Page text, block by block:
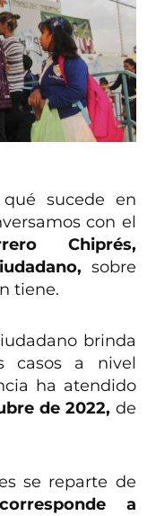
sucede en
con el
Chiprés,
sobre
tiene.
brinda
casos a nivel
ha atendido
de 2022, de
se reparte de
a